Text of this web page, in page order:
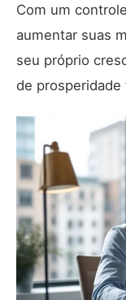
Com um
aumentar suas
seu próprio
de prosperidade